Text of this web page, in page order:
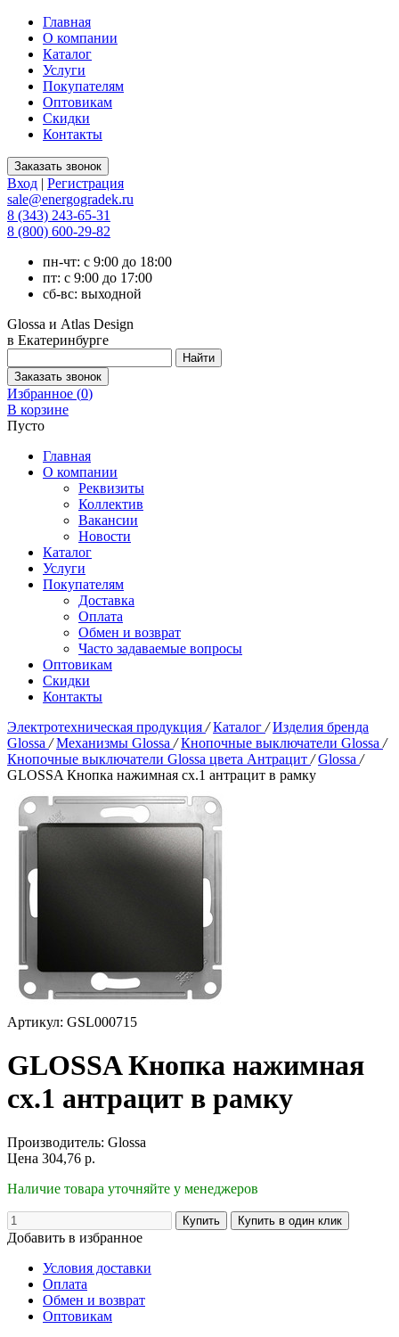
Главная
О компании
Каталог
Услуги
Покупателям
Оптовикам
Скидки
Контакты
Вход | Регистрация
sale@energogradek.ru
8 (343) 243-65-31
8 (800) 600-29-82
пн-чт: с 9:00 до 18:00
пт: с 9:00 до 17:00
сб-вс: выходной
Glossa и Atlas Design
в Екатеринбурге
Избранное (0)
В корзине
Пусто
Главная
О компании
Реквизиты
Коллектив
Вакансии
Новости
Каталог
Услуги
Покупателям
Доставка
Оплата
Обмен и возврат
Часто задаваемые вопросы
Оптовикам
Скидки
Контакты
Электротехническая продукция / Каталог / Изделия бренда
Glossa / Механизмы Glossa / Кнопочные выключатели Glossa /
Кнопочные выключатели Glossa цвета Антрацит / Glossa /
GLOSSA Кнопка нажимная сх.1 антрацит в рамку
Артикул: GSL000715
GLOSSA Кнопка нажимная
сх.1 антрацит в рамку
Производитель: Glossa
Цена 304,76 р.
Наличие товара уточняйте у менеджеров
Добавить в избранное
Условия доставки
Оплата
Обмен и возврат
Оптовикам